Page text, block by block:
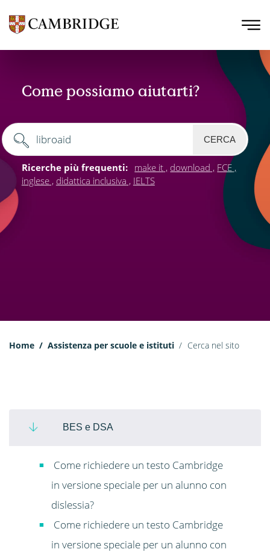
Come possiamo aiutarti?
CERCA
Ricerche più frequenti: make it download
FCE
inglese
didattica inclusiva IELTS
Home Assistenza per scuole e istituti Cerca nel sito
BES e DSA
Come richiedere un testo Cambridge
in versione speciale per un alunno con
dislessia?
Come richiedere un testo Cambridge
in versione speciale per un alunno con